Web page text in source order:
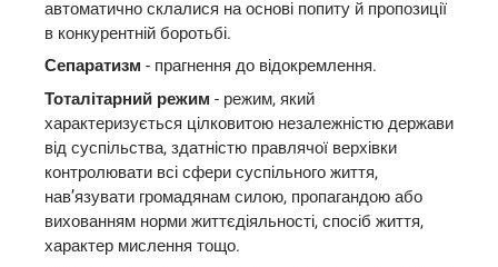
автоматично склалися на основі попиту й пропозиції
в конкурентній боротьбі.
Сепаратизм - прагнення до відокремлення.
Тоталітарний режим - режим, який
характеризується цілковитою незалежністю держави
від суспільства, здатністю правлячої верхівки
контролювати всі сфери суспільного життя,
нав’язувати громадянам силою, пропагандою або
вихованням норми життєдіяльності, спосіб життя,
характер мислення тощо.